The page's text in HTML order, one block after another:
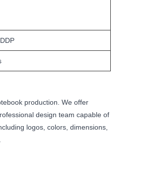
production. We offer
design team capable of
logos, colors, dimensions,